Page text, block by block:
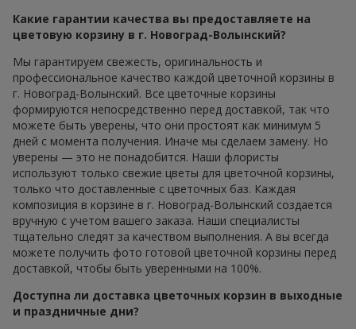
Какие гарантии качества вы предоставляете на
цветовую корзину в г. Новоград-Волынский?
Мы гарантируем свежесть, оригинальность и
профессиональное качество каждой цветочной корзины в
г. Новоград-Волынский. Все цветочные корзины
формируются непосредственно перед доставкой, так что
можете быть уверены, что они простоят как минимум 5
дней с момента получения. Иначе мы сделаем замену. Но
уверены — это не понадобится. Наши флористы
используют только свежие цветы для цветочной корзины,
только что доставленные с цветочных баз. Каждая
композиция в корзине в г. Новоград-Волынский создается
вручную с учетом вашего заказа. Наши специалисты
тщательно следят за качеством выполнения. А вы всегда
можете получить фото готовой цветочной корзины перед
доставкой, чтобы быть уверенными на 100%.
Доступна ли доставка цветочных корзин в выходные
и праздничные дни?